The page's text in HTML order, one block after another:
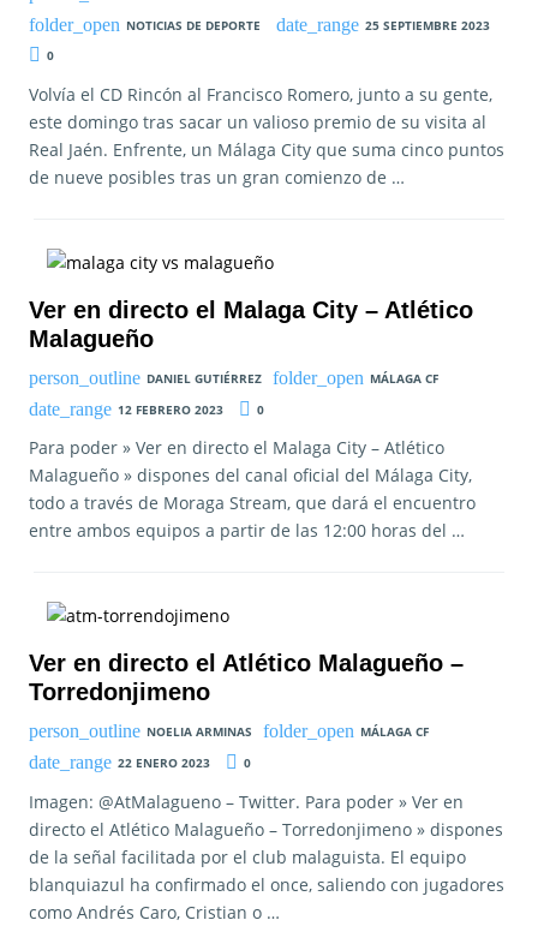
NOTICIAS DE DEPORTE
25 SEPTIEMBRE 2023
0
Volvía el CD Rincón al Francisco Romero, junto a su gente,
este domingo tras sacar un valioso premio de su visita al
Real Jaén. Enfrente, un Málaga City que suma cinco puntos
de nueve posibles tras un gran comienzo de …
Ver en directo el Malaga City – Atlético
Malagueño
DANIEL GUTIÉRREZ
MÁLAGA CF
12 FEBRERO 2023
0
Para poder » Ver en directo el Malaga City – Atlético
Malagueño » dispones del canal oficial del Málaga City,
todo a través de Moraga Stream, que dará el encuentro
entre ambos equipos a partir de las 12:00 horas del …
Ver en directo el Atlético Malagueño –
Torredonjimeno
NOELIA ARMINAS
MÁLAGA CF
22 ENERO 2023
0
Imagen: @AtMalagueno – Twitter. Para poder » Ver en
directo el Atlético Malagueño – Torredonjimeno » dispones
de la señal facilitada por el club malaguista. El equipo
blanquiazul ha confirmado el once, saliendo con jugadores
como Andrés Caro, Cristian o …